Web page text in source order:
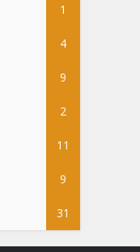
1
4
9
2
11
9
31